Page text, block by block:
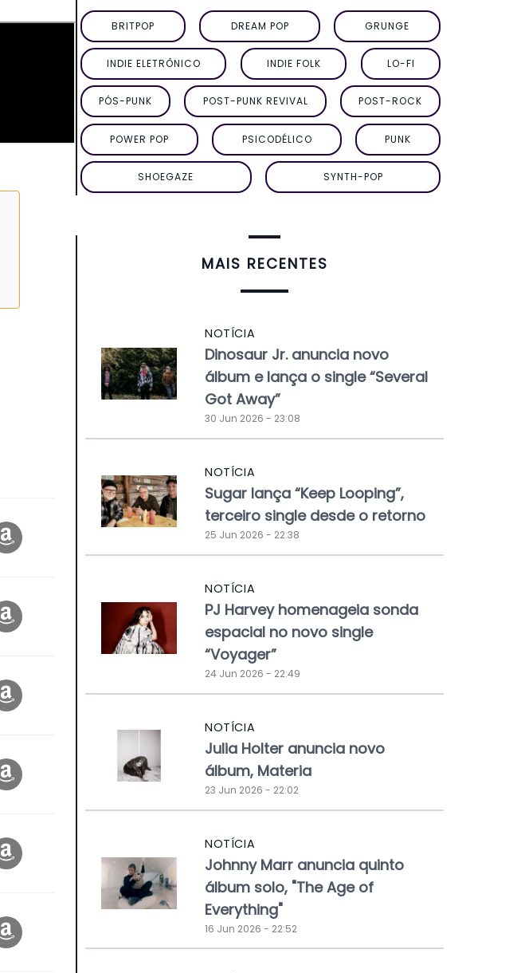
BRITPOP DREAM POP GRUNGE
INDIE ELETRÔNICO INDIE FOLK LO-FI
PÓS-PUNK POST-PUNK REVIVAL POST-ROCK
POWER POP PSICODÉLICO PUNK
SHOEGAZE SYNTH-POP
MAIS RECENTES
NOTÍCIA
Dinosaur Jr. anuncia novo
álbum e lança o single “Several
Got Away”
30 Jun 2026 - 23:08
NOTÍCIA
Sugar lança “Keep Looping”,
terceiro single desde o retorno
25 Jun 2026 - 22:38
NOTÍCIA
PJ Harvey homenageia sonda
espacial no novo single
“Voyager”
24 Jun 2026 - 22:49
NOTÍCIA
Julia Holter anuncia novo
álbum, Materia
23 Jun 2026 - 22:02
NOTÍCIA
Johnny Marr anuncia quinto
álbum solo, "The Age of
Everything"
16 Jun 2026 - 22:52